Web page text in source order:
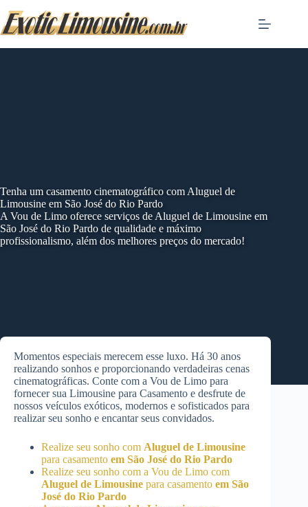
to
content
Tenha um casamento cinematográfico com Aluguel de
Limousine em São José do Rio Pardo
A Vou de Limo oferece serviços de Aluguel de Limousine em
São José do Rio Pardo de qualidade e máximo
profissionalismo, além dos melhores preços do mercado!
Momentos especiais merecem esse luxo. Há 30 anos
realizando sonhos e proporcionando verdadeiras cenas
cinematográficas. Conte com a Vou de Limo para
fornecer sua Limousine para Casamento e desfrute de
nossos veículos exóticos, modernos e sofisticados para
realizar seu sonho e encantar seus convidados.
Realize seu sonho com Aluguel de Limousine
para casamento em São José do Rio Pardo
Realize seu sonho com a Vou de Limo com
Aluguel de Limousine para casamento em São
José do Rio Pardo